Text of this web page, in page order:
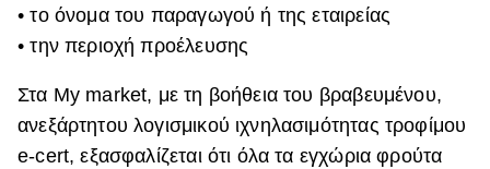
• το όνομα του παραγωγού ή της εταιρείας
• την περιοχή προέλευσης
Στα My market, με τη βοήθεια του βραβευμένου,
ανεξάρτητου λογισμικού ιχνηλασιμότητας τροφίμου
e-cert, εξασφαλίζεται ότι όλα τα εγχώρια φρούτα